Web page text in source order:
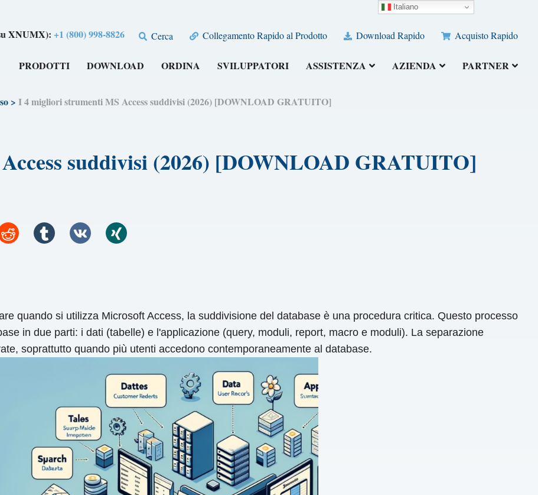
XNUMX):+1 (800) 998-8826 Cerca Collegamento Rapido al Prodotto Download Rapido Acquisto Rapido
PRODOTTI DOWNLOAD ORDINA SVILUPPATORI ASSISTENZA AZIENDA PARTNER
> I 4 migliori strumenti MS Access suddivisi (2026) [DOWNLOAD GRATUITO]
suddivisi (2026) [DOWNLOAD GRATUITO]
quando si utilizza Microsoft Access, la suddivisione del database è una procedura critica. Questo processo
in due parti: i dati (tabelle) e l'applicazione (query, moduli, report, macro e moduli). La separazione
soprattutto quando più utenti accedono contemporaneamente al database.
Italiano